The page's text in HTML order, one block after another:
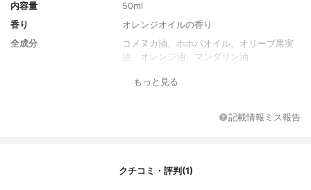
内容量
50ml
香り
オレンジオイルの香り
全成分
コメヌカ油、ホホバオイル、オリーブ果実
油、オレンジ油、マンダリン油
もっと見る
記載情報ミス報告
クチコミ・評判(1)